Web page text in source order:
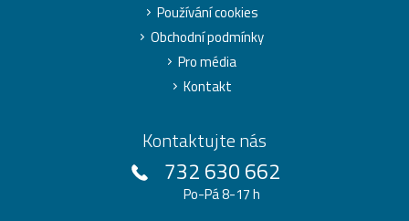
Používání cookies
Obchodní podmínky
Pro média
Kontakt
Kontaktujte nás
732 630 662
Po-Pá 8-17 h